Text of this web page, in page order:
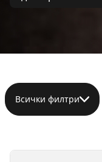
Всички филтри